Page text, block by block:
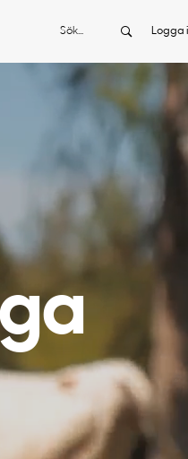
Sök Logga